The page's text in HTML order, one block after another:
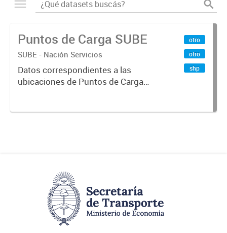
Puntos de Carga SUBE
SUBE - Nación Servicios
Datos correspondientes a las
ubicaciones de Puntos de Carga
otro
otro
shp